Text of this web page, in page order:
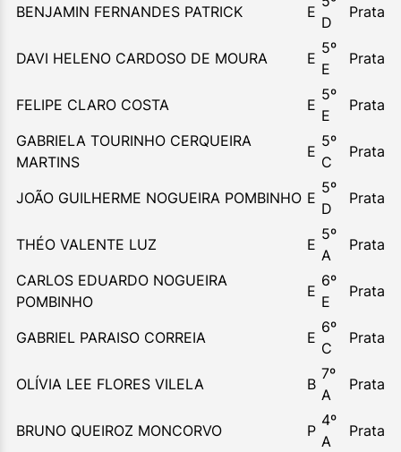
BENJAMIN FERNANDES PATRICK E
D
Prata
DAVI HELENO CARDOSO DE MOURA E
5º
E
Prata
FELIPE CLARO COSTA E
5º
E
Prata
GABRIELA TOURINHO CERQUEIRA
MARTINS
E
5º
C
Prata
JOÃO GUILHERME NOGUEIRA POMBINHO E
5º
D
Prata
THÉO VALENTE LUZ E
5º
A
Prata
CARLOS EDUARDO NOGUEIRA
POMBINHO
E
6º
E
Prata
GABRIEL PARAISO CORREIA E
6º
C
Prata
OLÍVIA LEE FLORES VILELA B
7º
A
Prata
BRUNO QUEIROZ MONCORVO P
4º
A
Prata